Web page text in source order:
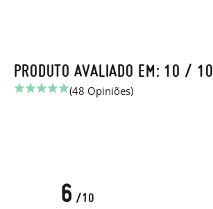
PRODUTO AVALIADO EM: 10 / 10
(48 Opiniões)
6 /10